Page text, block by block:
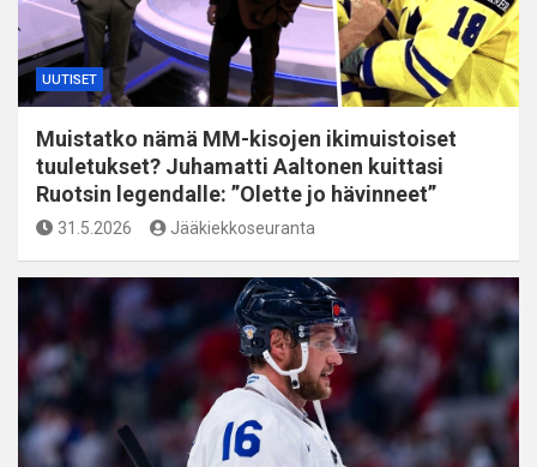
UUTISET
Muistatko nämä MM-kisojen ikimuistoiset
tuuletukset? Juhamatti Aaltonen kuittasi
Ruotsin legendalle: ”Olette jo hävinneet”
31.5.2026 Jääkiekkoseuranta